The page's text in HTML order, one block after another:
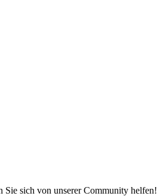
Sie sich von unserer Community helfen!